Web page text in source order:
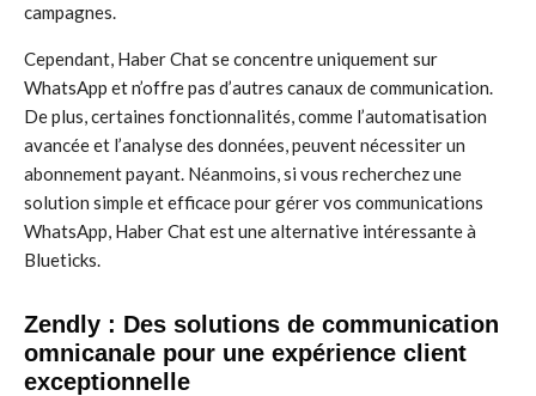
campagnes.
Cependant, Haber Chat se concentre uniquement sur
WhatsApp et n’offre pas d’autres canaux de communication.
De plus, certaines fonctionnalités, comme l’automatisation
avancée et l’analyse des données, peuvent nécessiter un
abonnement payant. Néanmoins, si vous recherchez une
solution simple et efficace pour gérer vos communications
WhatsApp, Haber Chat est une alternative intéressante à
Blueticks.
Zendly : Des solutions de communication
omnicanale pour une expérience client
exceptionnelle